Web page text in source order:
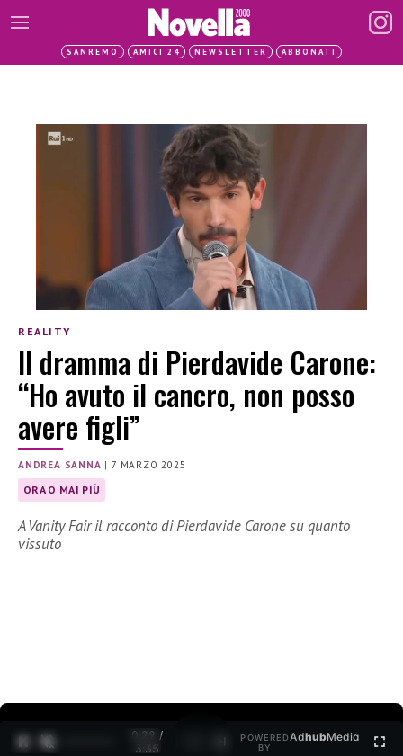
SANREMO AMICI 24 NEWSLETTER ABBONATI
REALITY
Il dramma di Pierdavide Carone:
“Ho avuto il cancro, non posso
avere figli”
ANDREA SANNA |7 MARZO 2025
ORA O MAI PIÙ
A Vanity Fair il racconto di Pierdavide Carone su quanto
vissuto
0:30 /
3:35
POWERED
BY
AdhubMedia